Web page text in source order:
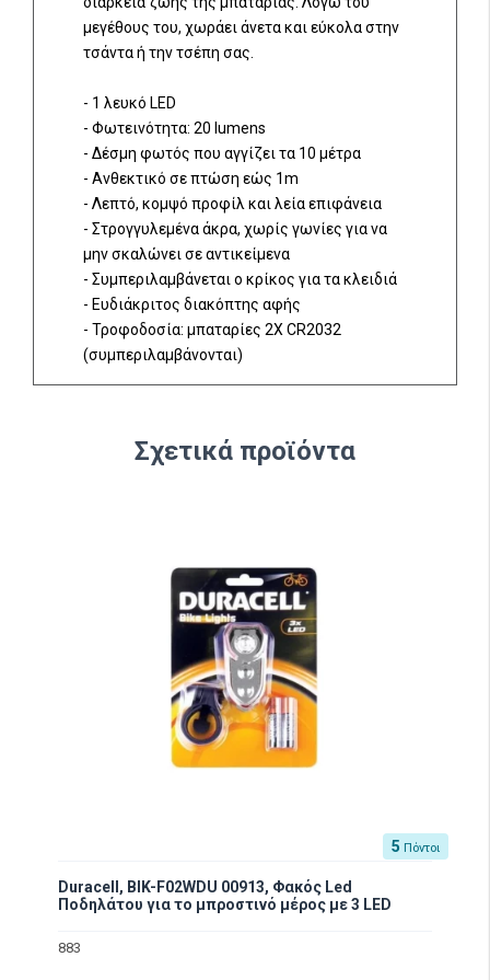
μεγέθους του, χωράει άνετα και εύκολα στην
τσάντα ή την τσέπη σας.
- 1 λευκό LED
- Φωτεινότητα: 20 lumens
- Δέσμη φωτός που αγγίζει τα 10 μέτρα
- Aνθεκτικό σε πτώση εώς 1m
- Λεπτό, κομψό προφίλ και λεία επιφάνεια
- Στρογγυλεμένα άκρα, χωρίς γωνίες για να
μην σκαλώνει σε αντικείμενα
- Συμπεριλαμβάνεται ο κρίκος για τα κλειδιά
- Ευδιάκριτος διακόπτης αφής
- Τροφοδοσία: μπαταρίες 2Χ CR2032
(συμπεριλαμβάνονται)
Σχετικά προϊόντα
5 Πόντοι
Duracell, BIK-F02WDU 00913, Φακός Led
Ποδηλάτου για το μπροστινό μέρος με 3 LED
883